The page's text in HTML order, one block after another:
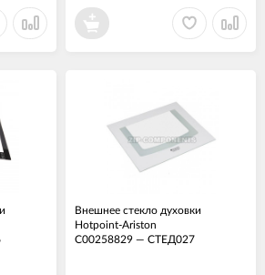
Внешнее стекло духовки
Hotpoint-Ariston
C00258829 — СТЕД027